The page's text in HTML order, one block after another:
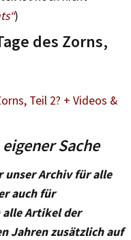
)
des Zorns,
Teil 2? + Videos &
Sache
unser Archiv für alle
auch für
Artikel der
Jahren zusätzlich auf